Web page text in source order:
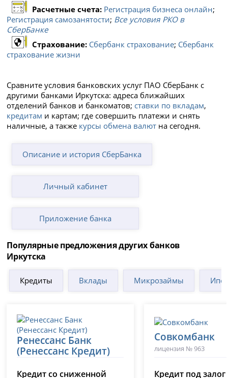
Расчетные счета: Регистрация бизнеса онлайн;
Регистрация самозанятости; Все условия РКО в
СберБанке
Страхование: Сбербанк страхование; Сбербанк
страхование жизни
Сравните условия банковских услуг ПАО СберБанк с
другими банками Иркутска: адреса ближайших
отделений банков и банкоматов; ставки по вкладам,
кредитам и картам; где совершить платежи и снять
наличные, а также курсы обмена валют на сегодня.
Описание и история СберБанка
Личный кабинет
Приложение банка
Популярные предложения других банков
Иркутска
Кредиты Вклады Микрозаймы
Ренессанс Банк
(Ренессанс Кредит)
Кредит со сниженной
Совкомбанк
лицензия № 963
Кредит под залог